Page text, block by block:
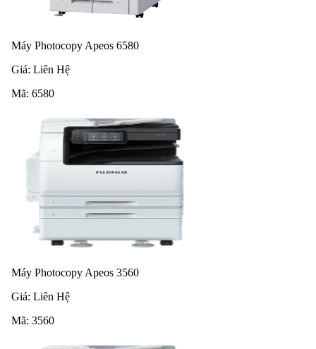
Máy Photocopy Apeos 6580
Giá: Liên Hệ
Mã: 6580
Máy Photocopy Apeos 3560
Giá: Liên Hệ
Mã: 3560